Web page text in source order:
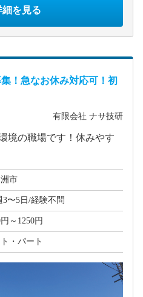
を見る
！急なお休み対応可！初
有限会社 ナサ技研
境の職場です！休みやす
市
3〜5日/経験不問
～1250円
・パート